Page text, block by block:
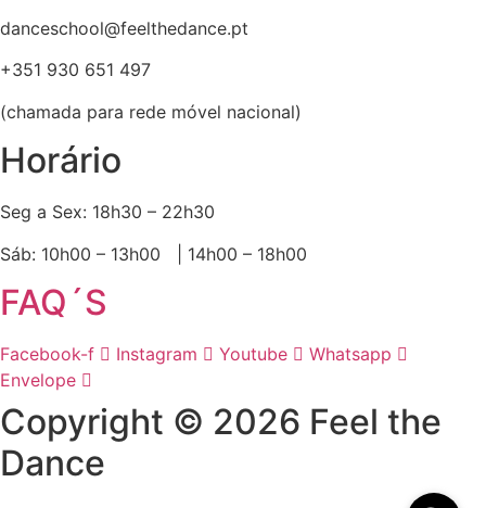
danceschool@feelthedance.pt
+351 930 651 497
(chamada para rede móvel nacional)
Horário
Seg a Sex: 18h30 – 22h30
Sáb: 10h00 – 13h00 | 14h00 – 18h00
FAQ´S
Facebook-f Instagram Youtube
Whatsapp
Envelope
Copyright © 2026 Feel the
Dance